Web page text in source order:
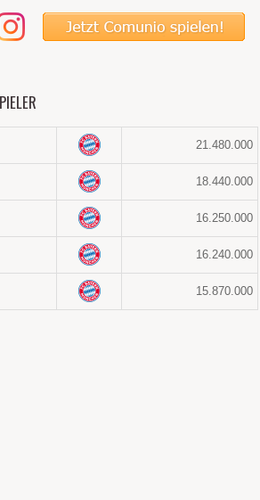
21.480.000
18.440.000
16.250.000
16.240.000
15.870.000